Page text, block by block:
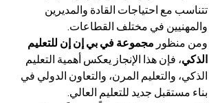
تتناسب مع احتياجات القادة والمديرين
والمهنيين في مختلف القطاعات.
ومن منظور مجموعة في بي إن إن للتعليم
الذكي، فإن هذا الإنجاز يعكس أهمية التعليم
الذكي، والتعليم المرن، والتعاون الدولي في
بناء مستقبل جديد للتعليم العالي.